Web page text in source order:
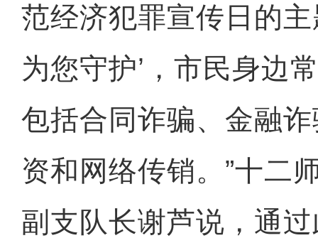
范经济犯罪宣传日的主
为您守护’，市民身边
包括合同诈骗、金融
资和网络传销。”十二
副支队长谢芦说，通